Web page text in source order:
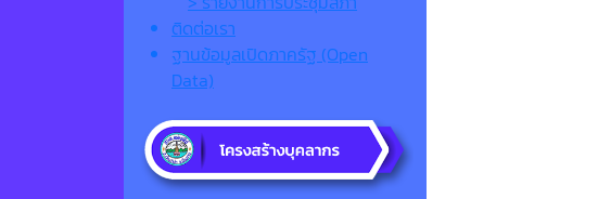
ติดต่อเรา
ฐานข้อมูลเปิดภาครัฐ (Open
Data)